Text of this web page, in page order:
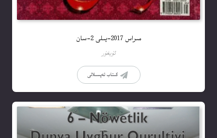
مىراس 2017-يىلى 2-سان
ئۇيغۇر
كىتاب تەپسىلاتى